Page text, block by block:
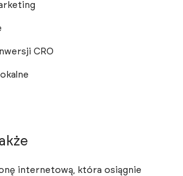
CRO
internetową, która osiągnie